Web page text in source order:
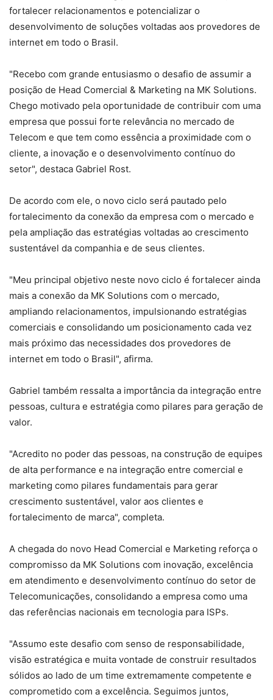
fortalecer relacionamentos e potencializar o
desenvolvimento de soluções voltadas aos provedores de
internet em todo o Brasil.
"Recebo com grande entusiasmo o desafio de assumir a
posição de Head Comercial & Marketing na MK Solutions.
Chego motivado pela oportunidade de contribuir com uma
empresa que possui forte relevância no mercado de
Telecom e que tem como essência a proximidade com o
cliente, a inovação e o desenvolvimento contínuo do
setor", destaca Gabriel Rost.
De acordo com ele, o novo ciclo será pautado pelo
fortalecimento da conexão da empresa com o mercado e
pela ampliação das estratégias voltadas ao crescimento
sustentável da companhia e de seus clientes.
"Meu principal objetivo neste novo ciclo é fortalecer ainda
mais a conexão da MK Solutions com o mercado,
ampliando relacionamentos, impulsionando estratégias
comerciais e consolidando um posicionamento cada vez
mais próximo das necessidades dos provedores de
internet em todo o Brasil", afirma.
Gabriel também ressalta a importância da integração entre
pessoas, cultura e estratégia como pilares para geração de
valor.
"Acredito no poder das pessoas, na construção de equipes
de alta performance e na integração entre comercial e
marketing como pilares fundamentais para gerar
crescimento sustentável, valor aos clientes e
fortalecimento de marca", completa.
A chegada do novo Head Comercial e Marketing reforça o
compromisso da MK Solutions com inovação, excelência
em atendimento e desenvolvimento contínuo do setor de
Telecomunicações, consolidando a empresa como uma
das referências nacionais em tecnologia para ISPs.
"Assumo este desafio com senso de responsabilidade,
visão estratégica e muita vontade de construir resultados
sólidos ao lado de um time extremamente competente e
comprometido com a excelência. Seguimos juntos,